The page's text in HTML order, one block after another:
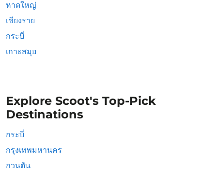
หาดใหญ่
เชียงราย
กระบี่
เกาะสมุย
Explore Scoot's Top-Pick
Destinations
กระบี่
กรุงเทพมหานคร
กวนตัน